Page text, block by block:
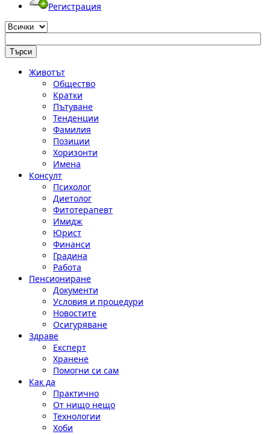
Регистрация
Животът
Общество
Кратки
Пътуване
Тенденции
Фамилия
Позиции
Хоризонти
Имена
Консулт
Психолог
Диетолог
Фитотерапевт
Имидж
Юрист
Финанси
Градина
Работа
Пенсиониране
Документи
Условия и процедури
Новостите
Осигуряване
Здраве
Експерт
Хранене
Помогни си сам
Как да
Практично
От нищо нещо
Технологии
Хоби